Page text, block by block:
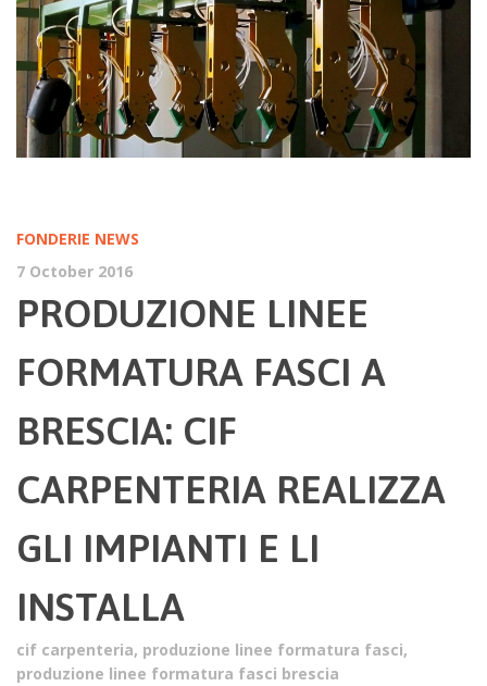
FONDERIE NEWS
7 October 2016
PRODUZIONE LINEE
FORMATURA FASCI A
BRESCIA: CIF
CARPENTERIA REALIZZA
GLI IMPIANTI E LI
INSTALLA
cif carpenteria, produzione linee formatura fasci,
produzione linee formatura fasci brescia